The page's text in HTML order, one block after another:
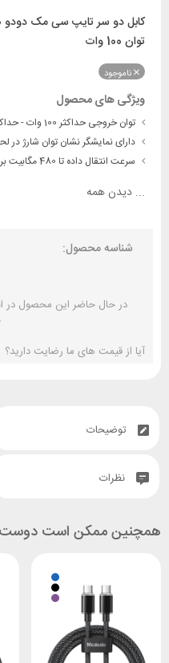
توان 100 وات
ناموجود
ویژگی های محصول
توان خروجی حداکثر 100 وات - حداکثر جریان 5 آمپر
دارای نمایشگر نشان توان شارژ در
سرعت انتقال داده تا 480 مگابیت بر ثانیه
... دیدن همه
شناسه محصول:
در حال حاضر این محصول در
آیا از قیمت های ما رضایت دارید؟
توضیحات
نظرات
همچنین ممکن است دوست